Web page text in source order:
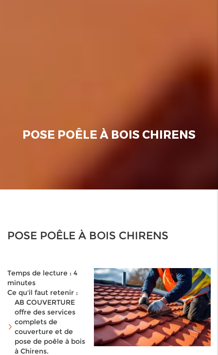
POSE POÊLE À BOIS CHIRENS
POSE POÊLE À BOIS CHIRENS
Temps de lecture : 4
minutes
Ce qu'il faut retenir :
AB COUVERTURE
offre des services
complets de
couverture et de
pose de poêle à bois
à Chirens.